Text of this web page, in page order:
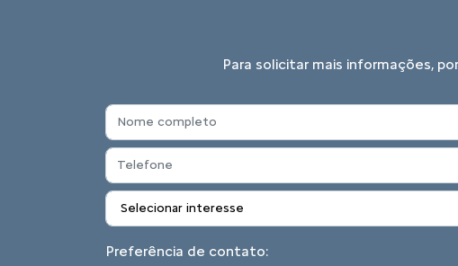
Para solicitar mais informações,
Preferência de contato: